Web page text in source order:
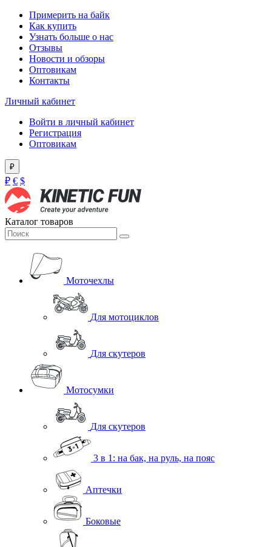
Примерить на байк
Как купить
Узнать больше о нас
Отзывы
Новости и обзоры
Оптовикам
Контакты
Личный кабинет
Войти в личный кабинет
Регистрация
Оптовикам
₽
₽ € $
Каталог товаров
Моточехлы
Для мотоциклов
Для скутеров
Мотосумки
Для скутеров
3 в 1: на бак, на руль, на пояс
Аптечки
Боковые